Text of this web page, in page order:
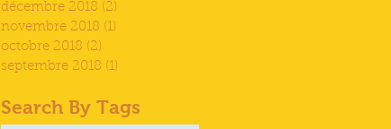
décembre 2018 (2)
novembre 2018 (1)
octobre 2018 (2)
septembre 2018 (1)
Search By Tags